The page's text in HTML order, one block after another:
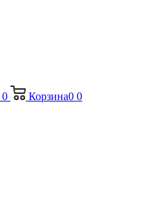
0 Корзина0 0